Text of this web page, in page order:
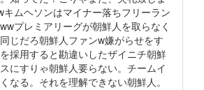
キムヘソンはマイナー落ちフリーラン
プレミアリーグが朝鮮人を取らなく
じだろ朝鮮人ファンw嫌がらせをす
採用すると勘違いしたザイニチ朝鮮
にすりゃ朝鮮人要らない。チームイ
なる。それを理解できない朝鮮人。